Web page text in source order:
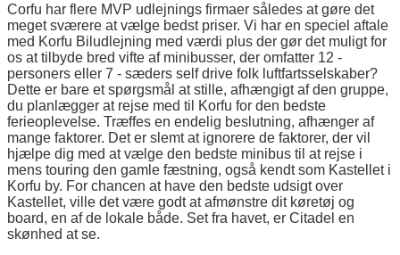
Corfu har flere MVP udlejnings firmaer således at gøre det
meget sværere at vælge bedst priser. Vi har en speciel aftale
med Korfu Biludlejning med værdi plus der gør det muligt for
os at tilbyde bred vifte af minibusser, der omfatter 12 -
personers eller 7 - sæders self drive folk luftfartsselskaber?
Dette er bare et spørgsmål at stille, afhængigt af den gruppe,
du planlægger at rejse med til Korfu for den bedste
ferieoplevelse. Træffes en endelig beslutning, afhænger af
mange faktorer. Det er slemt at ignorere de faktorer, der vil
hjælpe dig med at vælge den bedste minibus til at rejse i
mens touring den gamle fæstning, også kendt som Kastellet i
Korfu by. For chancen at have den bedste udsigt over
Kastellet, ville det være godt at afmønstre dit køretøj og
board, en af de lokale både. Set fra havet, er Citadel en
skønhed at se.